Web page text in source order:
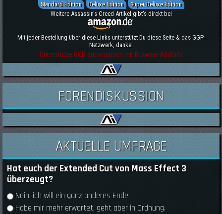
Standard Edition Deluxe Edition
Super Deluxe Edition
Weitere Assassin's Creed-Artikel gibt's direkt bei
Mit jeder Bestellung über diese Links unterstützt Du diese Seite & das GGP-
Netzwerk, danke!
Unterstütze GGP automatisch mit Browser AddOn's
FORENDISKUSSION
AKTUELLE UMFRAGE
Hat euch der Extended Cut von Mass Effect 3
überzeugt?
Auswahlmöglichkeiten
Nein, ich will ein ganz anderes Ende.
Habe mir mehr erwartet, geht aber in Ordnung.